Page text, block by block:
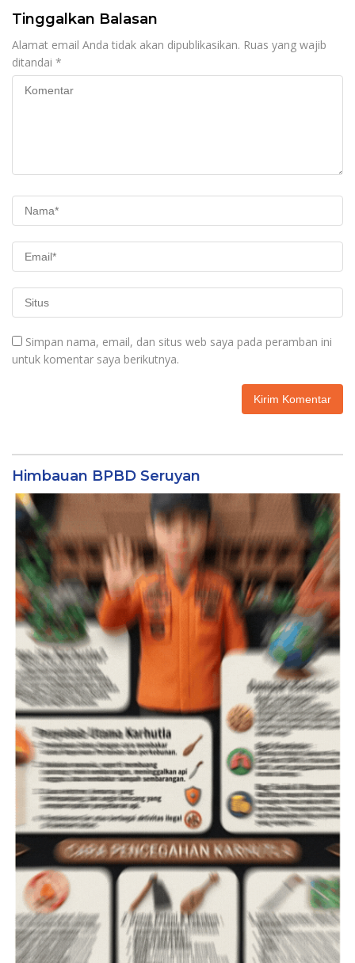
Tinggalkan Balasan
Alamat email Anda tidak akan dipublikasikan. Ruas yang wajib
ditandai *
Simpan nama, email, dan situs web saya pada peramban ini
untuk komentar saya berikutnya.
Himbauan BPBD Seruyan